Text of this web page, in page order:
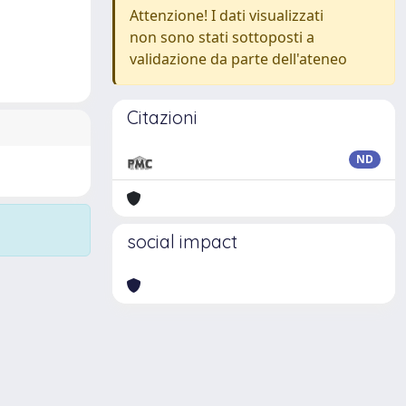
Attenzione! I dati visualizzati
non sono stati sottoposti a
validazione da parte dell'ateneo
Citazioni
ND
social impact